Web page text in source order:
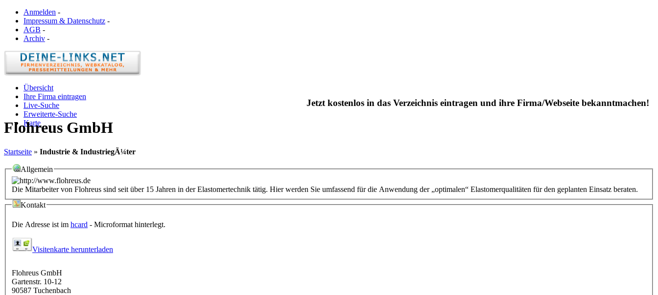
Anmelden -
Impressum & Datenschutz -
AGB -
Archiv -
Übersicht
Ihre Firma eintragen
Live-Suche
Erweiterte-Suche
Karte
Jetzt kostenlos in das Verzeichnis eintragen und ihre Firma/Webseite bekanntmachen!
Flohreus GmbH
Startseite » Industrie & IndustriegÃ¼ter
Allgemein
Die Mitarbeiter von Flohreus sind seit über 15 Jahren in der Elastomertechnik tätig. Hier werden Sie umfassend für die Anwendung der „optimalen“ Elastomerqualitäten für den geplanten Einsatz beraten.
Kontakt
Die Adresse ist im hcard - Microformat hinterlegt.
Visitenkarte herunterladen
Flohreus GmbH
Gartenstr. 10-12
90587 Tuchenbach